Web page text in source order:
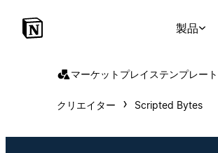
製品
マーケットプレイステンプレート
クリエイター Scripted Bytes